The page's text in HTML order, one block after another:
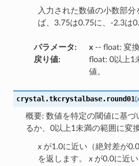
入力された数値の小数部分
ば、3.75は0.75に、-2.3は
パラメータ: x-- float: 変換
戻り値:
float: 0以上1
値。
crystal.tkcrystalbase. round01(
概要: 数値を特定の閾値に基づ
るか、0以上1未満の範囲に変
xが1.0に近い（絶対差が
を返します。 xが0.0に近